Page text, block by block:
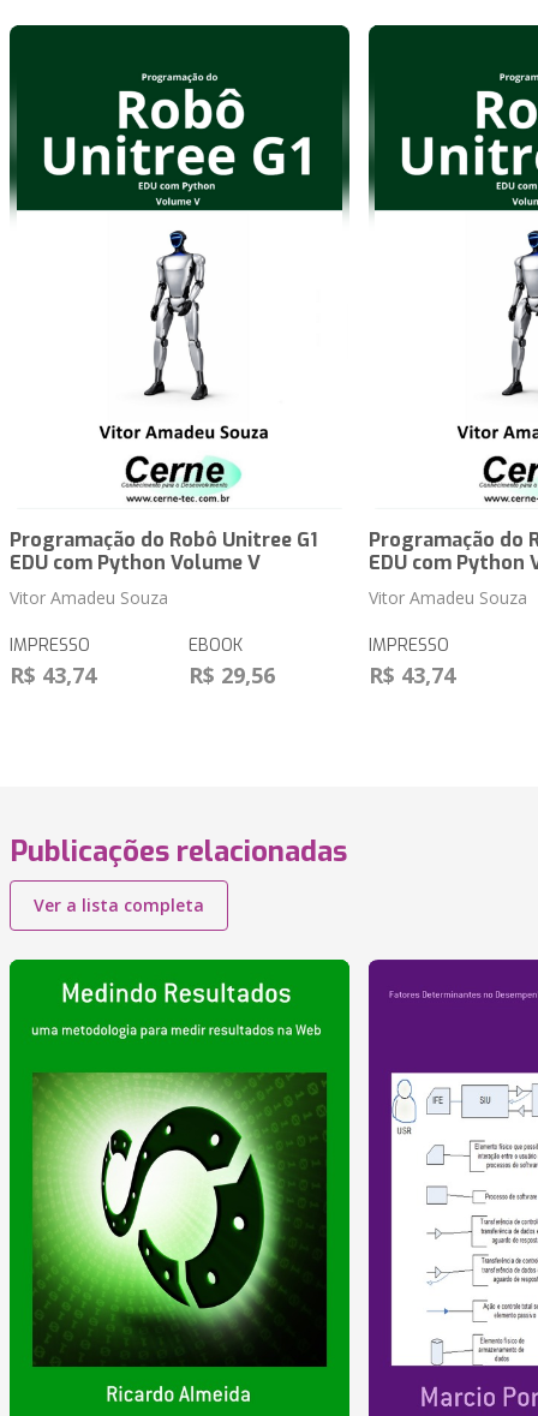
Programação do Robô Unitree G1
EDU com Python Volume V
Vitor Amadeu Souza
IMPRESSO
R$ 43,74
EBOOK
R$ 29,56
Programação do
EDU com Python
Vitor Amadeu Souza
IMPRESSO
R$ 43,74
Publicações relacionadas
Ver a lista completa